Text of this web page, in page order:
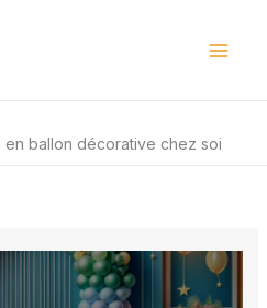
en ballon décorative chez soi